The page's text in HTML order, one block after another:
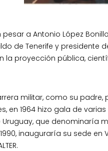
pesar a Antonio López
de Tenerife y presidente
la proyección pública,
militar, como su
en 1964 hizo gala de
que denominaría
inauguraría su sede